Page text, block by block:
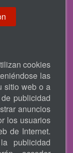
cookies
las
sitio web o a
publicidad
anuncios
los usuarios
de Internet.
publicidad